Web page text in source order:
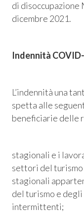
di disoccupazione
dicembre 2021.
Indennità
L’indennità una
spetta alle
beneficiarie delle
stagionali e i
settori del
stagionali
del turismo e
intermittenti;